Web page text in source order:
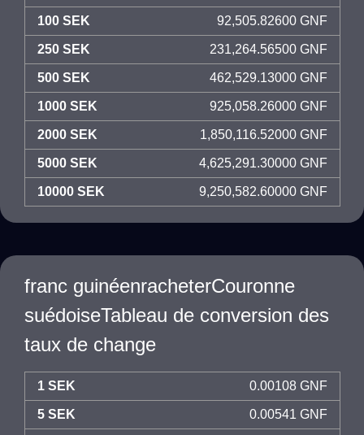
100 SEK 92,505.82600 GNF
250 SEK 231,264.56500 GNF
500 SEK 462,529.13000 GNF
1000 SEK 925,058.26000 GNF
2000 SEK 1,850,116.52000 GNF
5000 SEK 4,625,291.30000 GNF
10000 SEK 9,250,582.60000 GNF
franc guinéenracheterCouronne
suédoiseTableau de conversion des
taux de change
1 SEK 0.00108 GNF
5 SEK 0.00541 GNF